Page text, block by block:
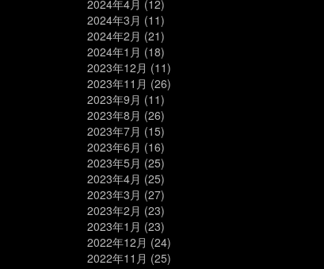
2024年4月 (12)
2024年3月 (11)
2024年2月 (21)
2024年1月 (18)
2023年12月 (11)
2023年11月 (26)
2023年9月 (11)
2023年8月 (26)
2023年7月 (15)
2023年6月 (16)
2023年5月 (25)
2023年4月 (25)
2023年3月 (27)
2023年2月 (23)
2023年1月 (23)
2022年12月 (24)
2022年11月 (25)